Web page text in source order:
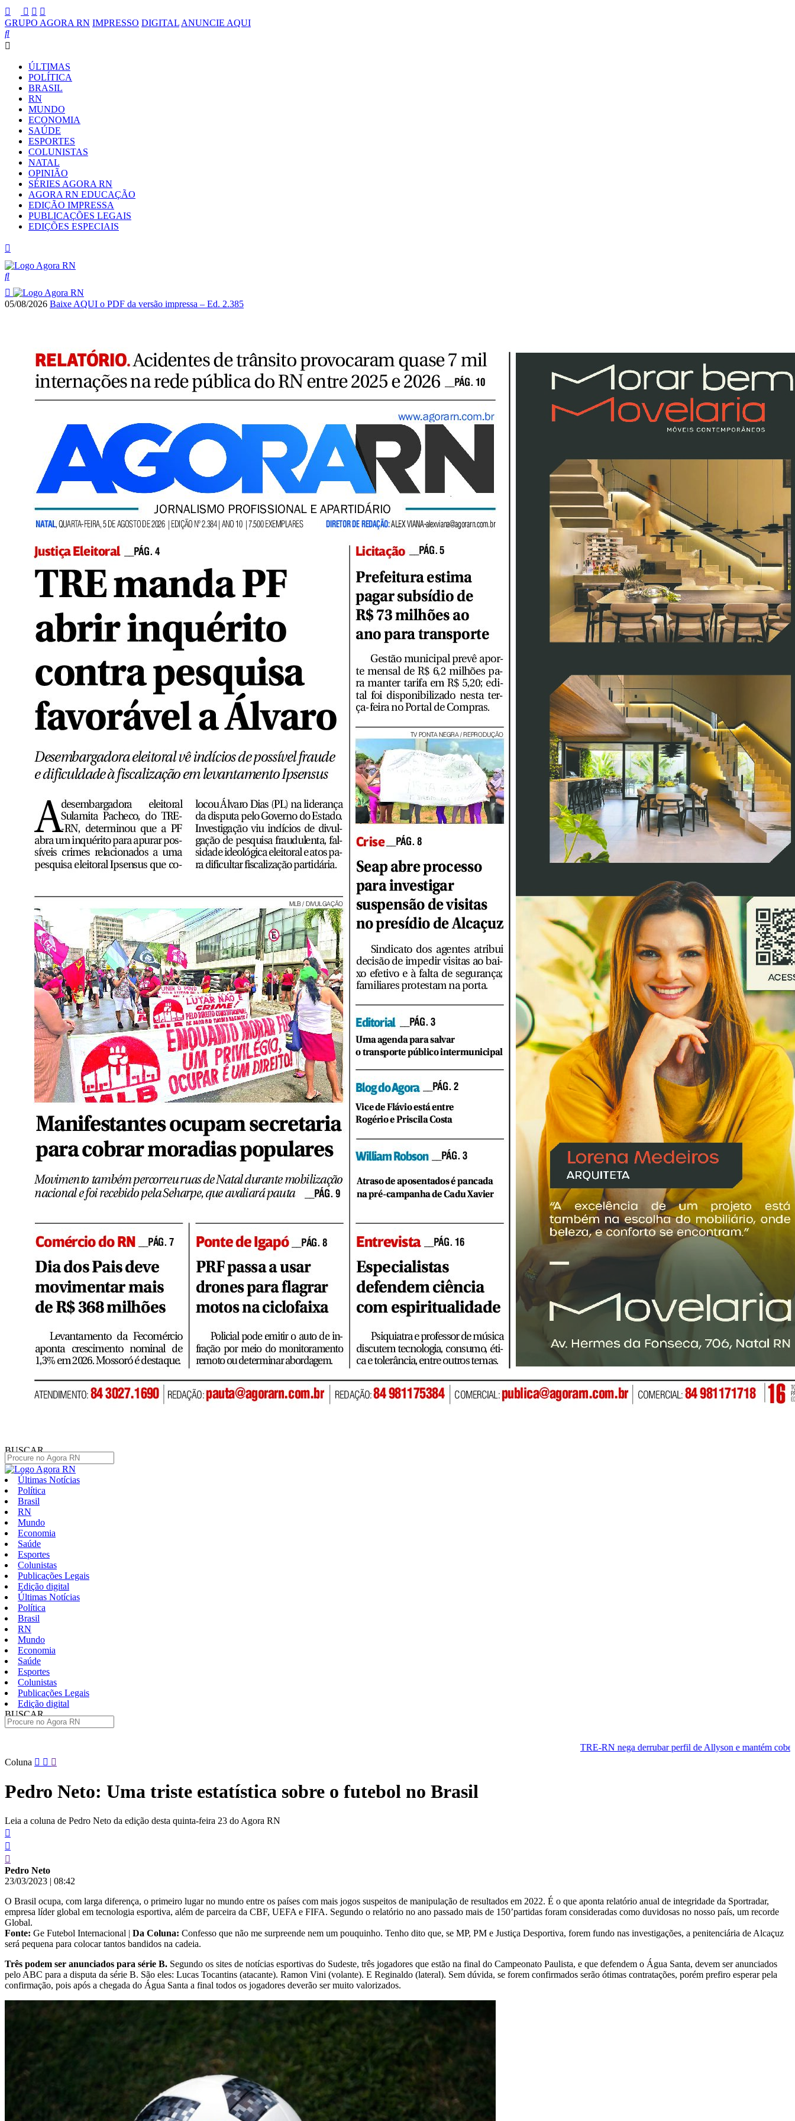
GRUPO AGORA RN IMPRESSO DIGITAL ANUNCIE AQUI
ÚLTIMAS
POLÍTICA
BRASIL
RN
MUNDO
ECONOMIA
SAÚDE
ESPORTES
COLUNISTAS
NATAL
OPINIÃO
SÉRIES AGORA RN
AGORA RN EDUCAÇÃO
EDIÇÃO IMPRESSA
PUBLICAÇÕES LEGAIS
EDIÇÕES ESPECIAIS
05/08/2026 Baixe AQUI o PDF da versão impressa – Ed. 2.385
BUSCAR
Últimas Notícias
Política
Brasil
RN
Mundo
Economia
Saúde
Esportes
Colunistas
Publicações Legais
Edição digital
Últimas Notícias
Política
Brasil
RN
Mundo
Economia
Saúde
Esportes
Colunistas
Publicações Legais
Edição digital
BUSCAR
TRE-RN nega derrubar perfil de Allyson e mantém cobertura da convenção
Pular
conteúdo
Coluna
Pedro Neto: Uma triste estatística sobre o futebol no Brasil
Leia a coluna de Pedro Neto da edição desta quinta-feira 23 do Agora RN
Pedro Neto
23/03/2023 | 08:42
O Brasil ocupa, com larga diferença, o primeiro lugar no mundo entre os países com mais jogos suspeitos de manipulação de resultados em 2022. É o que aponta relatório anual de integridade da Sportradar,
empresa líder global em tecnologia esportiva, além de parceira da CBF, UEFA e FIFA. Segundo o relatório no ano passado mais de 150’partidas foram consideradas como duvidosas no nosso país, um recorde
Global.
Fonte: Ge Futebol Internacional | Da Coluna: Confesso que não me surpreende nem um pouquinho. Tenho dito que, se MP, PM e Justiça Desportiva, forem fundo nas investigações, a penitenciária de Alcaçuz
será pequena para colocar tantos bandidos na cadeia.
Três podem ser anunciados para série B. Segundo os sites de notícias esportivas do Sudeste, três jogadores que estão na final do Campeonato Paulista, e que defendem o Água Santa, devem ser anunciados
pelo ABC para a disputa da série B. São eles: Lucas Tocantins (atacante). Ramon Vini (volante). E Reginaldo (lateral). Sem dúvida, se forem confirmados serão ótimas contratações, porém prefiro esperar pela
confirmação, pois após a chegada do Água Santa a final todos os jogadores deverão ser muito valorizados.